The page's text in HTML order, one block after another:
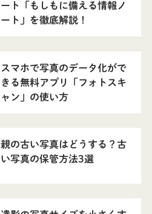
ート「もしもに備える情報ノ
ート」を徹底解説！
スマホで写真のデータ化がで
きる無料アプリ「フォトスキ
ャン」の使い方
親の古い写真はどうする？古
い写真の保管方法3選